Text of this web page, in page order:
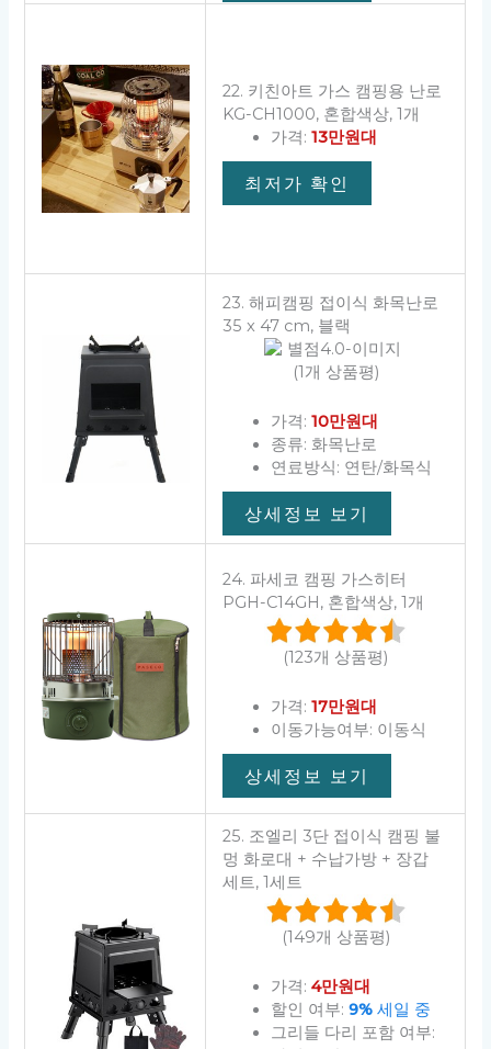
22. 키친아트 가스 캠핑용 난로
KG-CH1000, 혼합색상, 1개
가격: 13만원대
최저가 확인
23. 해피캠핑 접이식 화목난로
35 x 47 cm, 블랙
(1개 상품평)
가격: 10만원대
종류: 화목난로
연료방식: 연탄/화목식
상세정보 보기
24. 파세코 캠핑 가스히터
PGH-C14GH, 혼합색상, 1개
(123개 상품평)
가격: 17만원대
이동가능여부: 이동식
상세정보 보기
25. 조엘리 3단 접이식 캠핑 불
멍 화로대 + 수납가방 + 장갑
세트, 1세트
(149개 상품평)
가격: 4만원대
할인 여부: 9%세일 중
그리들 다리 포함 여부: